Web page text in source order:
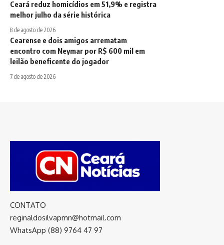
Ceará reduz homicídios em 51,9% e registra
melhor julho da série histórica
8 de agosto de 2026
Cearense e dois amigos arrematam
encontro com Neymar por R$ 600 mil em
leilão beneficente do jogador
7 de agosto de 2026
CONTATO
reginaldosilvapmn@hotmail.com
WhatsApp (88) 9764 47 97